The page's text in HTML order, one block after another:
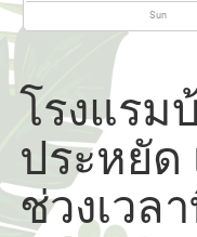
Sun
โรงแรม
ประหยัด
ช่วงเวล